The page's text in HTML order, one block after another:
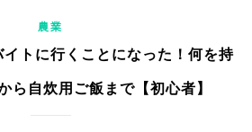
農業
イトに行くことになった！何を持
ら自炊用ご飯まで【初心者】